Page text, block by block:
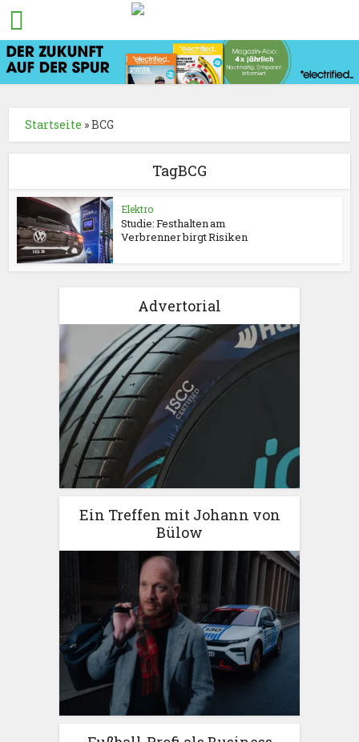
Startseite »BCG
TagBCG
Elektro
Studie: Festhalten am
Verbrenner birgt Risiken
Advertorial
Ein Treffen mit Johann von
Bülow